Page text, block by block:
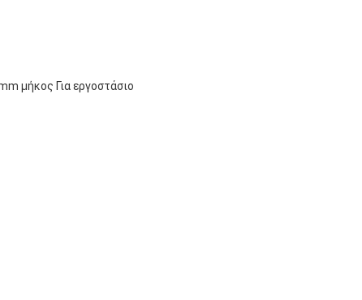
μήκος Για εργοστάσιο